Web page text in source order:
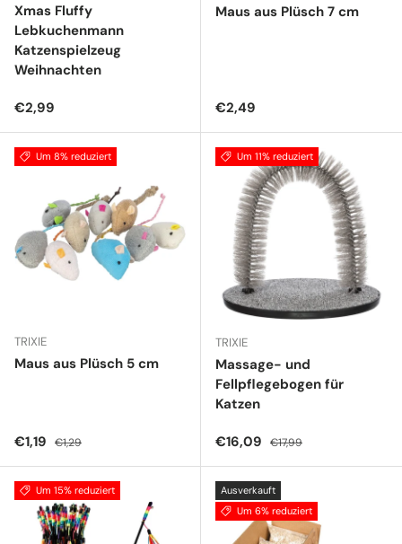
Xmas Fluffy
Lebkuchenmann
Katzenspielzeug
Weihnachten
Normaler Preis
€2,99
Maus aus Plüsch 7 cm
Normaler Preis
€2,49
Um 8% reduziert
TRIXIE
Maus aus Plüsch 5 cm
Verkaufspreis
€1,19 Normaler Preis
€1,29
Um 11% reduziert
TRIXIE
Massage- und
Fellpflegebogen für
Katzen
Verkaufspreis
€16,09 Normaler Preis
€17,99
Um 15% reduziert
Ausverkauft
Um 6% reduziert